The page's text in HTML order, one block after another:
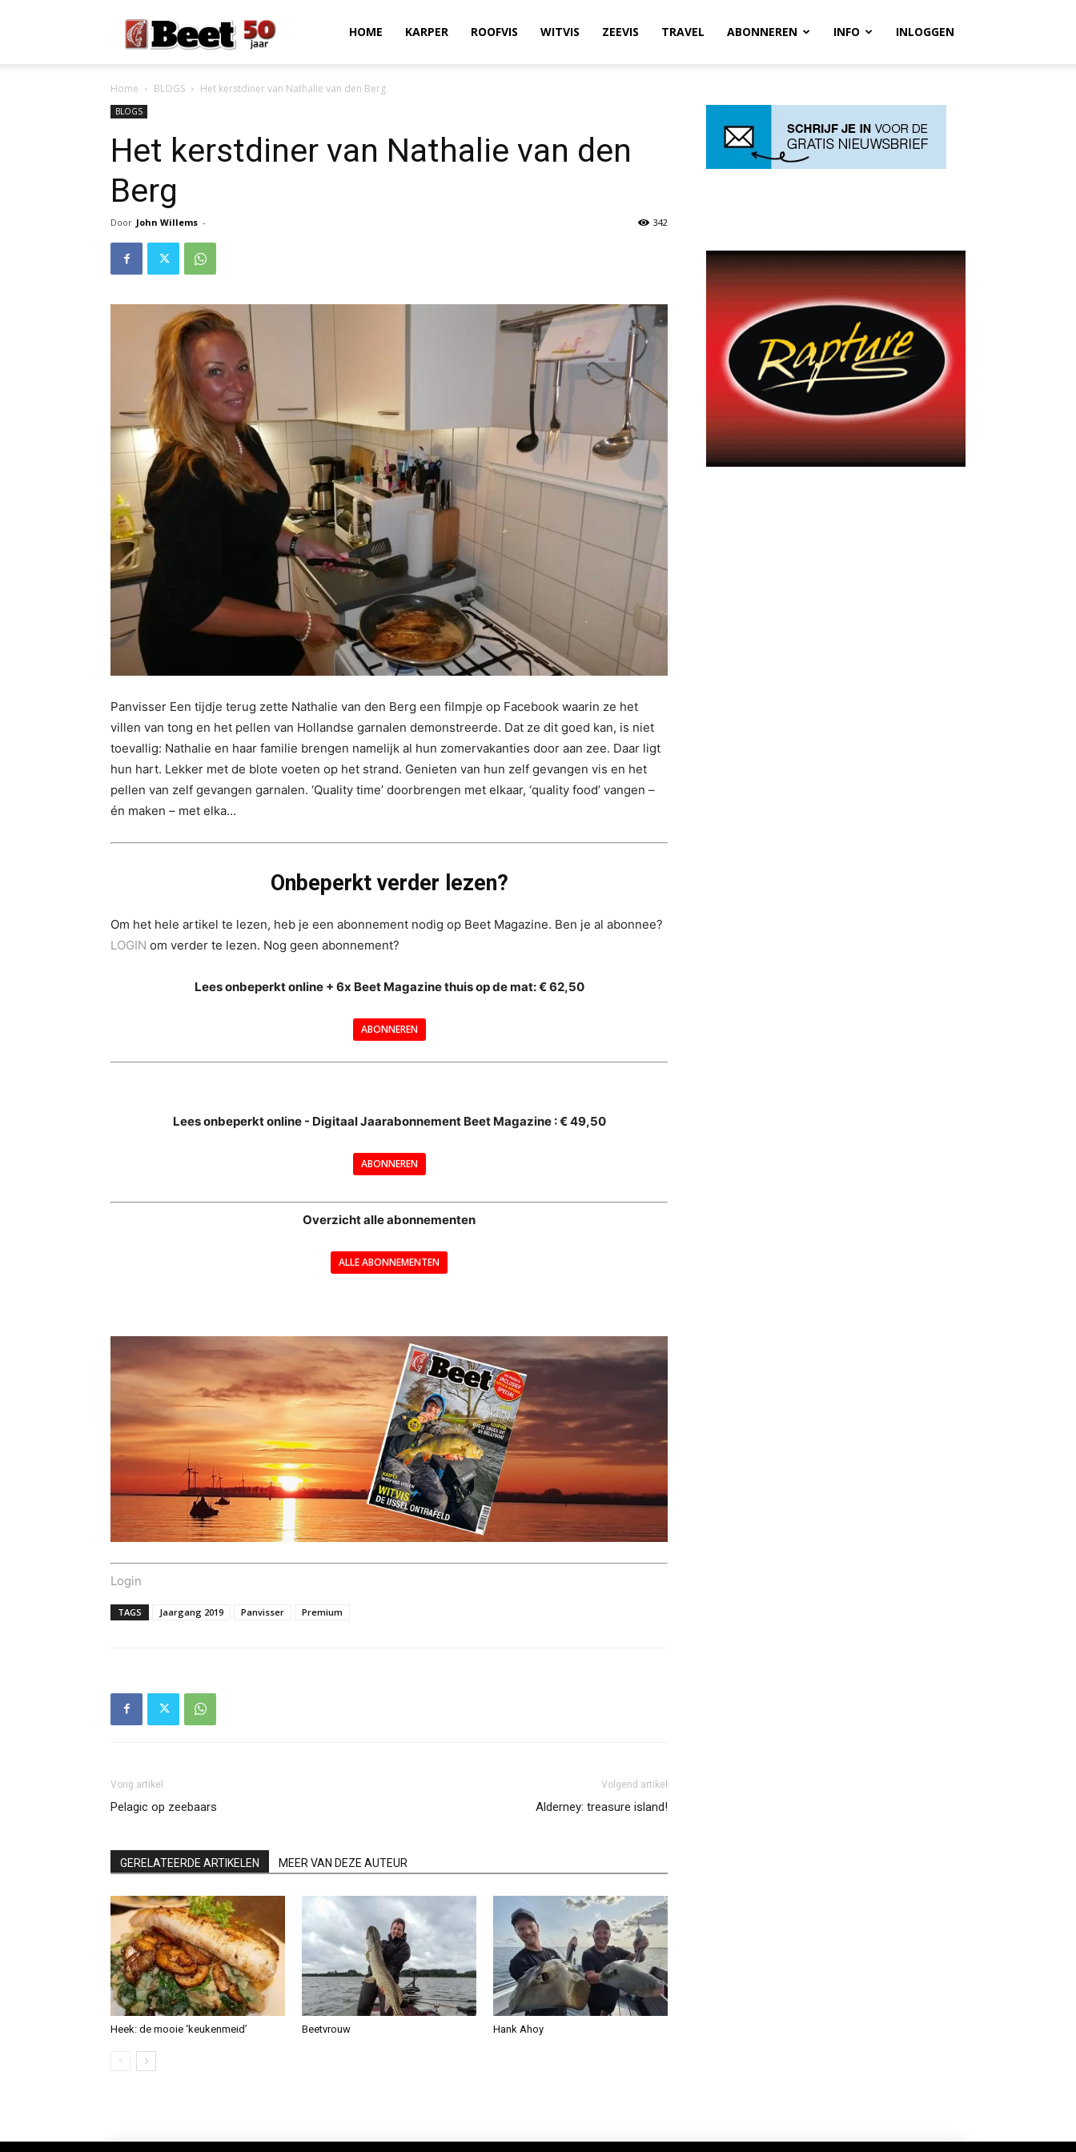
Magazine
HOME KARPER ROOFVIS WITVIS ZEEVIS TRAVEL ABONNEREN INFO INLOGGEN
Home BLOGS Het kerstdiner van Nathalie van den Berg
BLOGS
Het kerstdiner van Nathalie van den
Berg
Door John Willems - 342
Panvisser Een tijdje terug zette Nathalie van den Berg een filmpje op Facebook waarin ze het
villen van tong en het pellen van Hollandse garnalen demonstreerde. Dat ze dit goed kan, is niet
toevallig: Nathalie en haar familie brengen namelijk al hun zomervakanties door aan zee. Daar ligt
hun hart. Lekker met de blote voeten op het strand. Genieten van hun zelf gevangen vis en het
pellen van zelf gevangen garnalen. ‘Quality time’ doorbrengen met elkaar, ‘quality food’ vangen –
én maken – met elka...
Onbeperkt verder lezen?
Om het hele artikel te lezen, heb je een abonnement nodig op Beet Magazine. Ben je al abonnee?
LOGIN om verder te lezen. Nog geen abonnement?
Lees onbeperkt online + 6x Beet Magazine thuis op de mat: € 62,50
ABONNEREN
Lees onbeperkt online - Digitaal Jaarabonnement Beet Magazine : € 49,50
ABONNEREN
Overzicht alle abonnementen
ALLE ABONNEMENTEN
Login
TAGS Jaargang 2019 Panvisser Premium
Vorig artikel
Pelagic op zeebaars
Volgend artikel
Alderney: treasure island!
GERELATEERDE ARTIKELEN MEER VAN DEZE AUTEUR
Heek: de mooie ‘keukenmeid’ Beetvrouw Hank Ahoy